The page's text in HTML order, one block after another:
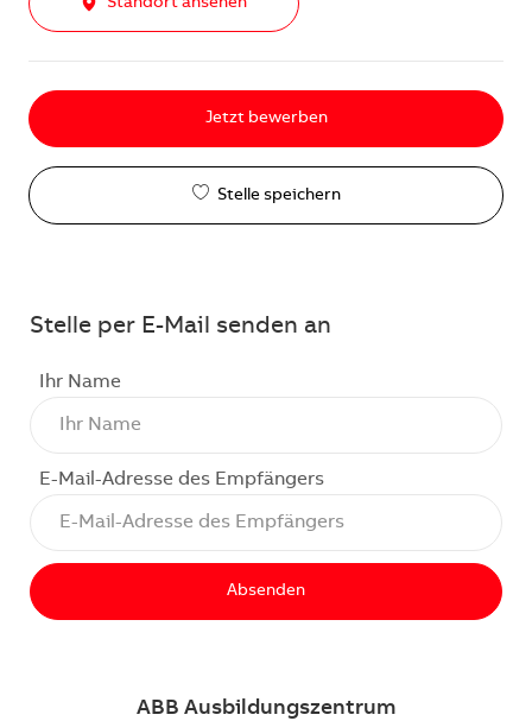
Standort ansehen
Jetzt bewerben
Stelle speichern
Stelle per E-Mail senden an
Ihr Name
E-Mail-Adresse des Empfängers
Absenden
ABB Ausbildungszentrum